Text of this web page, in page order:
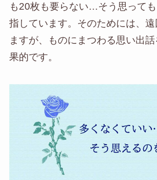
も20枚も要らない…そう思って
指しています。そのためには、
ますが、ものにまつわる思い出
果的です。